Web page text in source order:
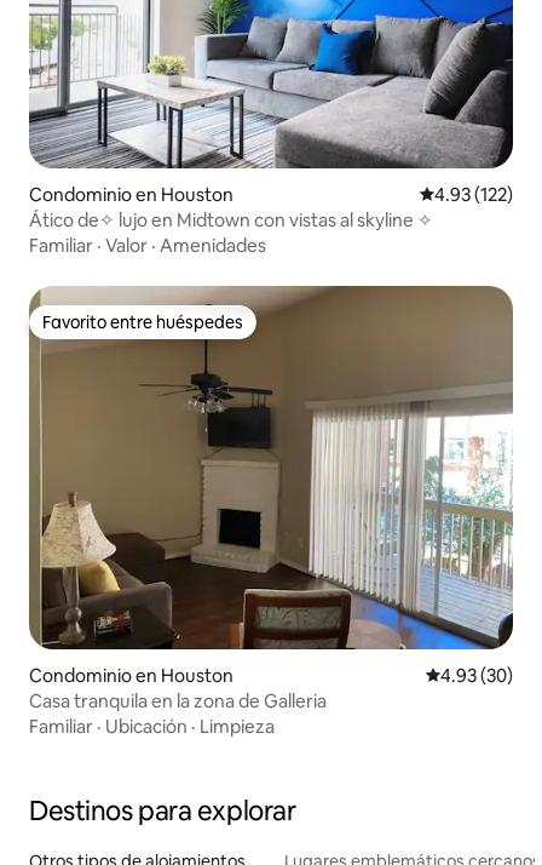
Condominio en Houston Calificación
4.93 (122)
Ático de✧ lujo en Midtown con vistas al skyline ✧
Familiar · Valor · Amenidades
Favorito entre huéspedes
Favorito entre huéspedes
Condominio en Houston Calificación
4.93 (30)
Casa tranquila en la zona de Galleria
Familiar · Ubicación · Limpieza
Destinos para explorar